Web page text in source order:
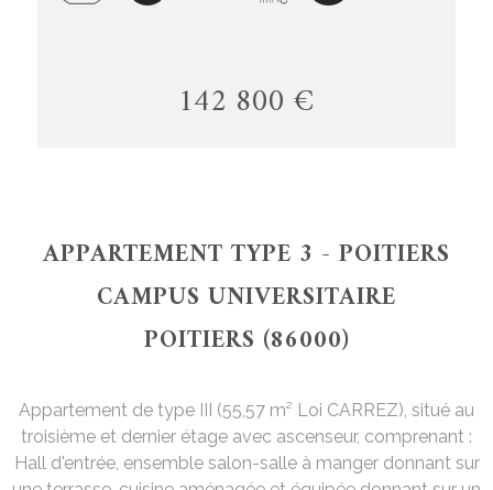
142 800 €
APPARTEMENT TYPE 3 - POITIERS
CAMPUS UNIVERSITAIRE
POITIERS (86000)
Appartement de type III (55,57 m² Loi CARREZ), situé au
troisième et dernier étage avec ascenseur, comprenant :
Hall d'entrée, ensemble salon-salle à manger donnant sur